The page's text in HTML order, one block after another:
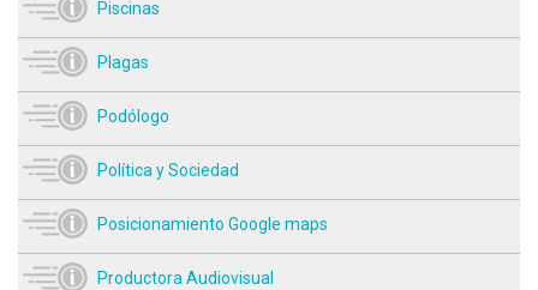
Piscinas
Plagas
Podólogo
Política y Sociedad
Posicionamiento Google maps
Productora Audiovisual